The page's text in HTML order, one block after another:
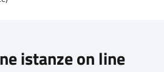
istanze on line